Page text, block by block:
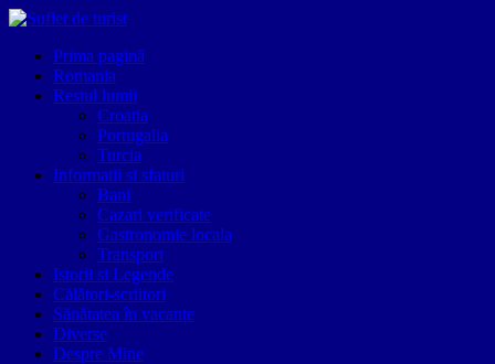
Prima pagină
Romania
Restul lumii
Croatia
Portugalia
Turcia
Informatii si sfaturi
Bani
Cazari verificate
Gastronomie locala
Transport
Istorii si Legende
Călători-scriitori
Sănătatea în vacanțe
Diverse
Despre Mine